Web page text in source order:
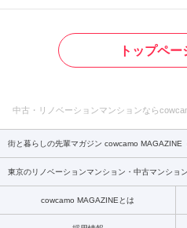
トップペ
中古・リノベーションマンションなら
街と暮らしの先輩マガジン cowcamo MAGAZINE
東京のリノベーションマンション・中古マンショ
cowcamo MAGAZINEとは